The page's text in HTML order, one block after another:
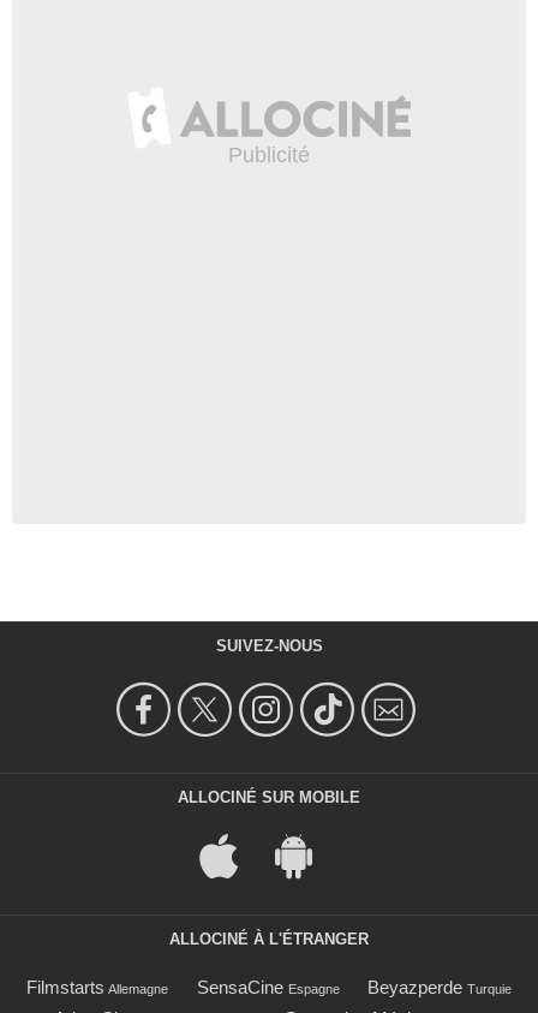
SUIVEZ-NOUS
ALLOCINÉ SUR MOBILE
ALLOCINÉ À L'ÉTRANGER
Filmstarts Allemagne SensaCine Espagne Beyazperde Turquie